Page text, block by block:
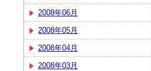
2008年06月
2008年05月
2008年04月
2008年03月